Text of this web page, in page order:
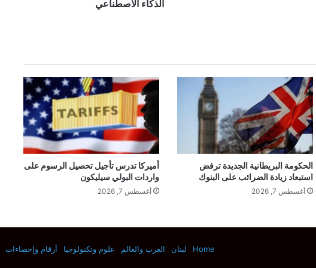
س
ت
ر
1
1
0
م
ل
ا
الذكاء الاصطناعي
الحكومة البريطانية الجديدة ترفض
استبعاد زيادة الضرائب على البنوك
أغسطس 7, 2026
أميركا تدرس تأجيل تحصيل الرسوم على
واردات البولي سيليكون
أغسطس 7, 2026
Home لبنان العرب والعالم علوم وتكنولوجيا أرقام وإحصاءات